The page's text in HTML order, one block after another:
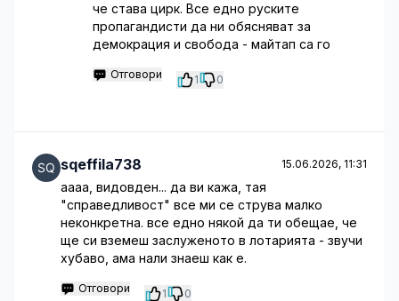
че става цирк. Все едно руските
пропагандисти да ни обясняват за
демокрация и свобода - майтап са го
Отговори 1 0
sqeffila738 15.06.2026, 11:31
аааа, видовден... да ви кажа, тая
"справедливост" все ми се струва малко
неконкретна. все едно някой да ти обещае, че
ще си вземеш заслуженото в лотарията - звучи
хубаво, ама нали знаеш как е.
Отговори 1 0